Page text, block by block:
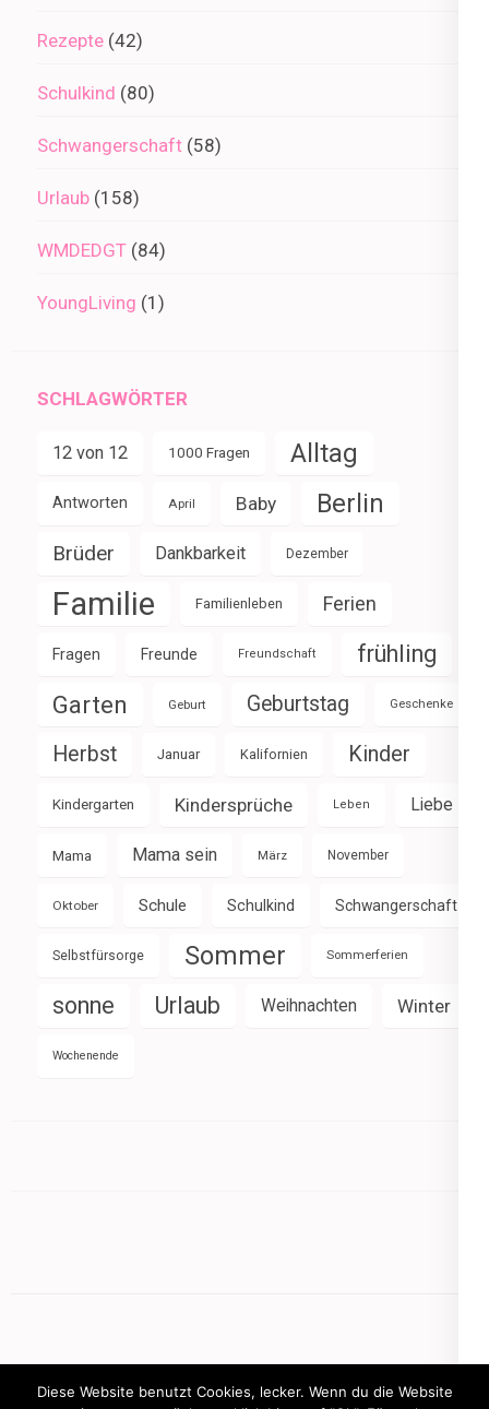
Rezepte (42)
Schulkind (80)
Schwangerschaft (58)
Urlaub (158)
WMDEDGT (84)
YoungLiving (1)
SCHLAGWÖRTER
12 von 12 1000 Fragen Alltag
Antworten April Baby Berlin
Brüder Dankbarkeit Dezember
Familie Familienleben Ferien
Fragen Freunde Freundschaft frühling
Garten Geburt Geburtstag Geschenke
Herbst Januar Kalifornien Kinder
Kindergarten Kindersprüche Leben Liebe
Mama Mama sein März November
Oktober Schule Schulkind Schwangerschaft
Selbstfürsorge Sommer Sommerferien
sonne Urlaub Weihnachten Winter
Wochenende
Diese Website benutzt Cookies, lecker. Wenn du die Website